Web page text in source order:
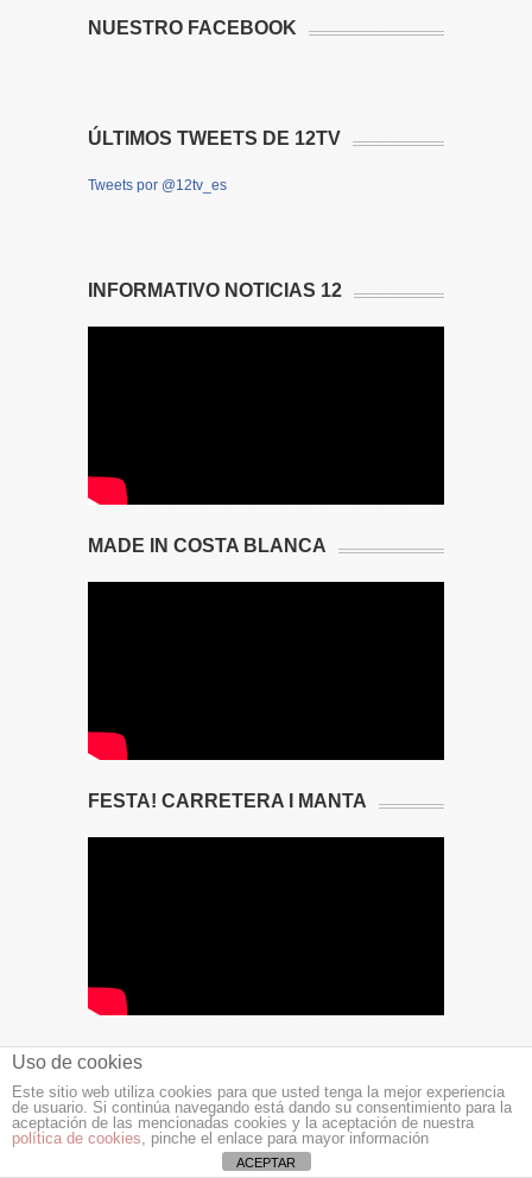
NUESTRO FACEBOOK
ÚLTIMOS TWEETS DE 12TV
Tweets por @12tv_es
INFORMATIVO NOTICIAS 12
MADE IN COSTA BLANCA
FESTA! CARRETERA I MANTA
PROGRAMA MUNDO NATURAL
Uso de cookies
Este sitio web utiliza cookies para que usted tenga la mejor experiencia
de usuario. Si continúa navegando está dando su consentimiento para la
aceptación de las mencionadas cookies y la aceptación de nuestra
política de cookies, pinche el enlace para mayor información
ACEPTAR